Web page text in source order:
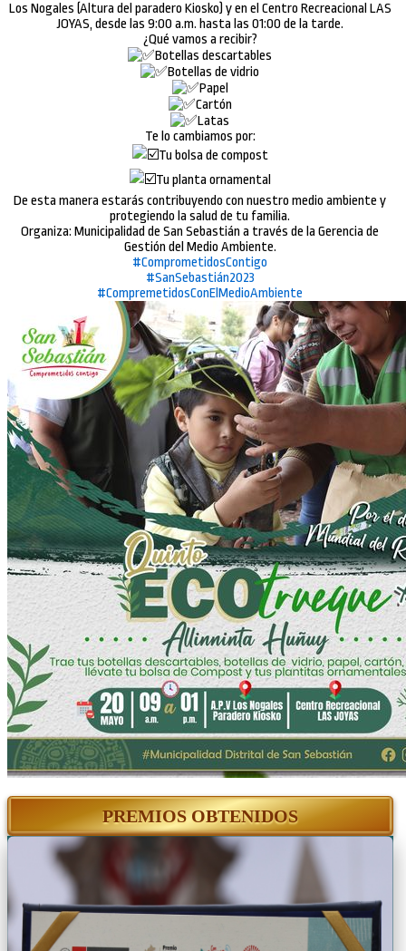
Los Nogales (Altura del paradero Kiosko) y en el Centro Recreacional LAS
JOYAS, desde las 9:00 a.m. hasta las 01:00 de la tarde.
¿Qué vamos a recibir?
Botellas descartables
Botellas de vidrio
Papel
Cartón
Latas
Te lo cambiamos por:
Tu bolsa de compost
Tu planta ornamental
De esta manera estarás contribuyendo con nuestro medio ambiente y
protegiendo la salud de tu familia.
Organiza: Municipalidad de San Sebastián a través de la Gerencia de
Gestión del Medio Ambiente.
#ComprometidosContigo
#SanSebastián2023
#CompremetidosConElMedioAmbiente
PREMIOS OBTENIDOS